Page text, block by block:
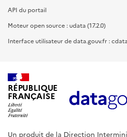
API du portail
Moteur open source : udata (17.2.0)
Interface utilisateur de data.gouv.fr :
RÉPUBLIQUE
FRANÇAISE
Un produit de la Direction